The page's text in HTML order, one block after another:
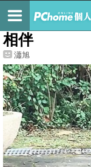
最新文章
相伴
瀟旭